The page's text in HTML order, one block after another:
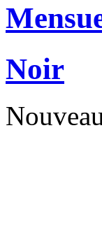
Noir
Nouveau